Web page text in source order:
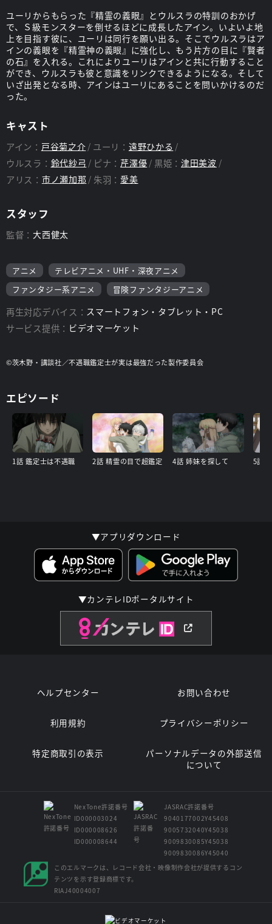
ユーリからもらった『精霊の義眼』とウルスラの特訓のおかげ
で、Ｓ級モンスターを倒せるほどに成長したアイン。いよいよ地
上を目指す彼に、ユーリは同行を願い出る。そこでウルスラはア
インの義眼を『精霊神の義眼』に強化し、もう片方の目に『賢者
の石』を入れる。これによりユーリはアインと共に行動すること
ができ、ウルスラも彼と意識をリンクできるようになる。そして
いざ出発となる時、アインはユーリにあることを問いかけるのだ
った。
キャスト
アイン： 戸谷菊之介 ユーリ： 遠野ひかる
ウルスラ： 鈴代紗弓 ピナ：芹澤優 黒姫：津田美波
アリス： 市ノ瀬加那 朱羽： 愛美
スタッフ
監督：大西健太
アニメ
テレビアニメ・UHF・深夜アニメ
ファンタジー系アニメ
冒険ファンタジーアニメ
再生対応デバイス： スマートフォン・タブレット・PC
サービス提供： ビデオマーケット
©茨木野・講談社／不遇職鑑定士が実は最強だった製作委員会
エピソード
1話 鑑定士は不遇職 2話 精霊の目で超鑑定 4話 姉妹を探して
▼アプリダウンロード
▼カンテレIDポータルサイト
ヘルプセンター お問い合わせ
利用規約 プライバシーポリシー
特定商取引の表示
パーソナルデータの外部送信
について
NexTone許諾番号
ID000003024
ID000008626
ID000008644
JASRAC許諾番号
9040177002Y45408
9005732040Y45038
9009830085Y45038
9009830086Y45040
このエルマークは、レコード会社・映像制作会社が提供するコン
テンツを示す登録商標です。
RIAJ40004007